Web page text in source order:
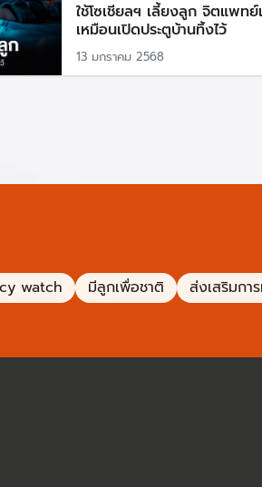
ใช้โซเชียลฯ เลี้ยงลูก จิตแพทย์
เหมือนเปิดประตูบ้านทิ้งไว้
13 มกราคม 2568
watch มีลูกเพื่อชาติ ส่งเสริมกา